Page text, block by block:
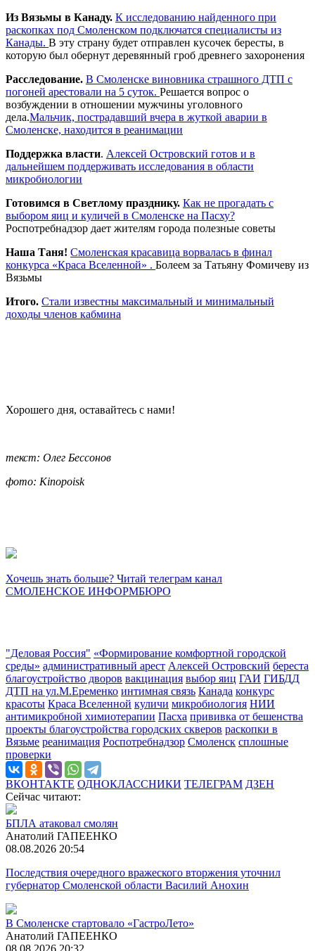
Из Вязьмы в Канаду. К исследованию найденного при
раскопках под Смоленском подключатся специалисты из
Канады. В эту страну будет отправлен кусочек бересты, в
которую был обернут деревянный гроб древнего захоронения
Расследование. В Смоленске виновника страшного ДТП с
погоней арестовали на 5 суток. Решается вопрос о
возбуждении в отношении мужчины уголовного
дела.Мальчик, пострадавший вчера в жуткой аварии в
Смоленске, находится в реанимации
Поддержка власти. Алексей Островский готов и в
дальнейшем поддерживать исследования в области
микробиологии
Готовимся в Светлому празднику. Как не прогадать с
выбором яиц и куличей в Смоленске на Пасху?
Роспотребнадзор дает жителям города полезные советы
Наша Таня! Смоленская красавица ворвалась в финал
конкурса «Краса Вселенной» . Болеем за Татьяну Фомичеву из
Вязьмы
Итого. Стали известны максимальный и минимальный
доходы членов кабмина
Хорошего дня, оставайтесь с нами!
текст: Олег Бессонов
фото: Kinopoisk
Хочешь знать больше? Читай телеграм канал
СМОЛЕНСКОЕ ИНФОРМБЮРО
"Деловая Россия" «Формирование комфортной городской
среды» административный арест Алексей Островский береста
благоустройство дворов вакцинация выбор яиц ГАИ ГИБДД
ДТП на ул.М.Еременко интимная связь Канада конкурс
красоты Краса Вселенной куличи микробиология НИИ
антимикробной химиотерапии Пасха прививка от бешенства
проекты благоустройства городских скверов раскопки в
Вязьме реанимация Роспотребнадзор Смоленск сплошные
проверки
ВКОНТАКТЕ ОДНОКЛАССНИКИ ТЕЛЕГРАМ ДЗЕН
Сейчас читают:
БПЛА атаковал смолян
Анатолий ГАПЕЕНКО
08.08.2026 20:54
Последствия очередного вражеского вторжения уточнил
губернатор Смоленской области Василий Анохин
В Смоленске стартовало «ГастроЛето»
Анатолий ГАПЕЕНКО
08.08.2026 20:32